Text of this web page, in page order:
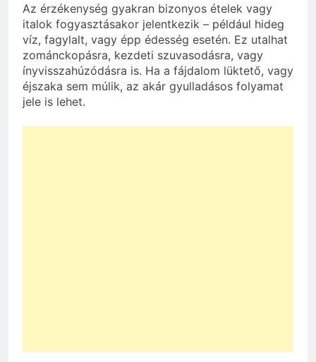
Az érzékenység gyakran bizonyos ételek vagy
italok fogyasztásakor jelentkezik – például hideg
víz, fagylalt, vagy épp édesség esetén. Ez utalhat
zománckopásra, kezdeti szuvasodásra, vagy
ínyvisszahúzódásra is. Ha a fájdalom lüktető, vagy
éjszaka sem múlik, az akár gyulladásos folyamat
jele is lehet.